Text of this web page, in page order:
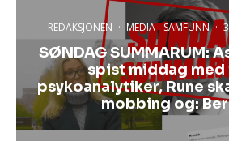
REDAKSJONEN · MEDIA SAMFUNN ·
SØNDAG SUMMARUM:
spist middag med
psykoanalytiker, Rune
mobbing og: